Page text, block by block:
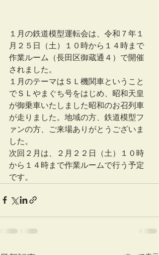
１月の鉄道模型運転会は、令和７年１
月２５日（土）１０時から１４時まで
作業ルーム（長田区御蔵通４）で開催
されました。
１月のテーマはＳＬ機関車ということ
でＳＬやまぐち号をはじめ、昭和天皇
が御乗車いたしました昭和のお召列車
が走りました。地域の方、鉄道模型フ
ァンの方、ご来場ありがとうございま
した。
次回２月は、２月２２日（土）１０時
から１４時まで作業ルームで行う予定
です。